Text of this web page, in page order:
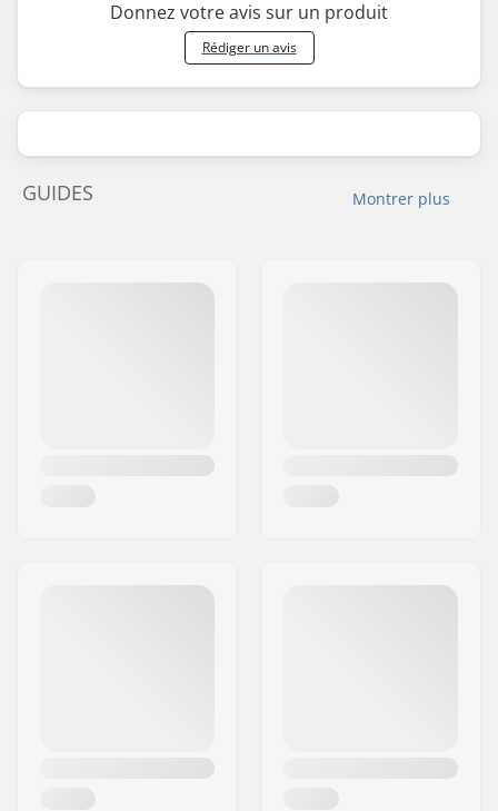
Donnez votre avis sur un produit
Rédiger un avis
Montrer plus
GUIDES